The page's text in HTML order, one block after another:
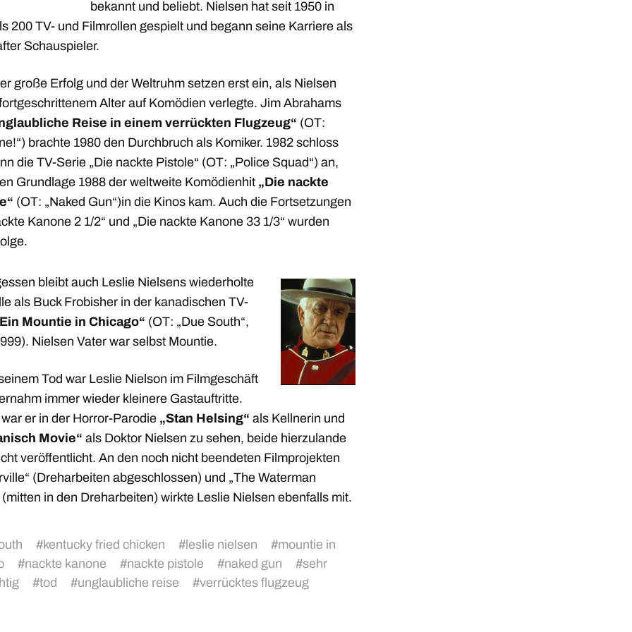
bekannt und beliebt. Nielsen hat seit 1950 in
200 TV- und Filmrollen gespielt und begann seine Karriere als
Schauspieler.
große Erfolg und der Weltruhm setzen erst ein, als Nielsen
Alter auf Komödien verlegte. Jim Abrahams
Reise in einem verrückten Flugzeug“ (OT:
brachte 1980 den Durchbruch als Komiker. 1982 schloss
die TV-Serie „Die nackte Pistole“ (OT: „Police Squad“) an,
Grundlage 1988 der weltweite Komödienhit „Die nackte
(OT: „Naked Gun“)in die Kinos kam. Auch die Fortsetzungen
Kanone 2 1/2“ und „Die nackte Kanone 33 1/3“ wurden
bleibt auch Leslie Nielsens wiederholte
als Buck Frobisher in der kanadischen TV-
Mountie in Chicago“ (OT: „Due South“,
Nielsen Vater war selbst Mountie.
Tod war Leslie Nielson im Filmgeschäft
immer wieder kleinere Gastauftritte.
er in der Horror-Parodie „Stan Helsing“ als Kellnerin und
Movie“ als Doktor Nielsen zu sehen, beide hierzulande
veröffentlicht. An den noch nicht beendeten Filmprojekten
(Dreharbeiten abgeschlossen) und „The Waterman
(mitten in den Dreharbeiten) wirkte Leslie Nielsen ebenfalls mit.
#kentucky fried chicken # leslie nielsen #mountie in
#nackte kanone #nackte pistole #naked gun #sehr
#tod #unglaubliche reise #verrücktes flugzeug